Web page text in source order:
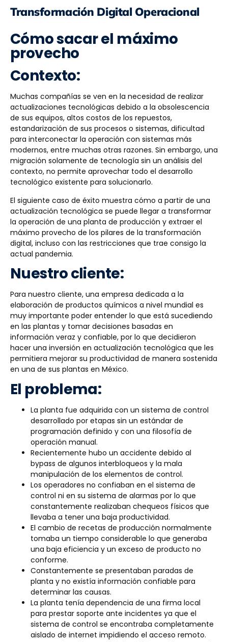
Transformación Digital Operacional
Cómo sacar el máximo
provecho
Contexto:
Muchas compañías se ven en la necesidad de realizar
actualizaciones tecnológicas debido a la obsolescencia
de sus equipos, altos costos de los repuestos,
estandarización de sus procesos o sistemas, dificultad
para interconectar la operación con sistemas más
modernos, entre muchas otras razones. Sin embargo, una
migración solamente de tecnología sin un análisis del
contexto, no permite aprovechar todo el desarrollo
tecnológico existente para solucionarlo.
El siguiente caso de éxito muestra cómo a partir de una
actualización tecnológica se puede llegar a transformar
la operación de una planta de producción y extraer el
máximo provecho de los pilares de la transformación
digital, incluso con las restricciones que trae consigo la
actual pandemia.
Nuestro cliente:
Para nuestro cliente, una empresa dedicada a la
elaboración de productos químicos a nivel mundial es
muy importante poder entender lo que está sucediendo
en las plantas y tomar decisiones basadas en
información veraz y confiable, por lo que decidieron
hacer una inversión en actualización tecnológica que les
permitiera mejorar su productividad de manera sostenida
en una de sus plantas en México.
El problema:
La planta fue adquirida con un sistema de control
desarrollado por etapas sin un estándar de
programación definido y con una filosofía de
operación manual.
Recientemente hubo un accidente debido al
bypass de algunos interbloqueos y la mala
manipulación de los elementos de control.
Los operadores no confiaban en el sistema de
control ni en su sistema de alarmas por lo que
constantemente realizaban chequeos físicos que
llevaba a tener una baja productividad.
El cambio de recetas de producción normalmente
tomaba un tiempo considerable lo que generaba
una baja eficiencia y un exceso de producto no
conforme.
Constantemente se presentaban paradas de
planta y no existía información confiable para
determinar las causas.
La planta tenía dependencia de una firma local
para prestar soporte ante incidentes ya que el
sistema de control se encontraba completamente
aislado de internet impidiendo el acceso remoto.